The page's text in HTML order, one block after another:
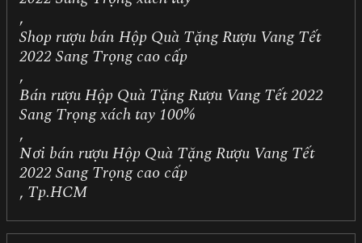
,
Shop rượu bán Hộp Quà Tặng Rượu Vang Tết
2022 Sang Trọng cao cấp
,
Bán rượu Hộp Quà Tặng Rượu Vang Tết 2022
Sang Trọng xách tay 100%
,
Nơi bán rượu Hộp Quà Tặng Rượu Vang Tết
2022 Sang Trọng cao cấp
, Tp.HCM